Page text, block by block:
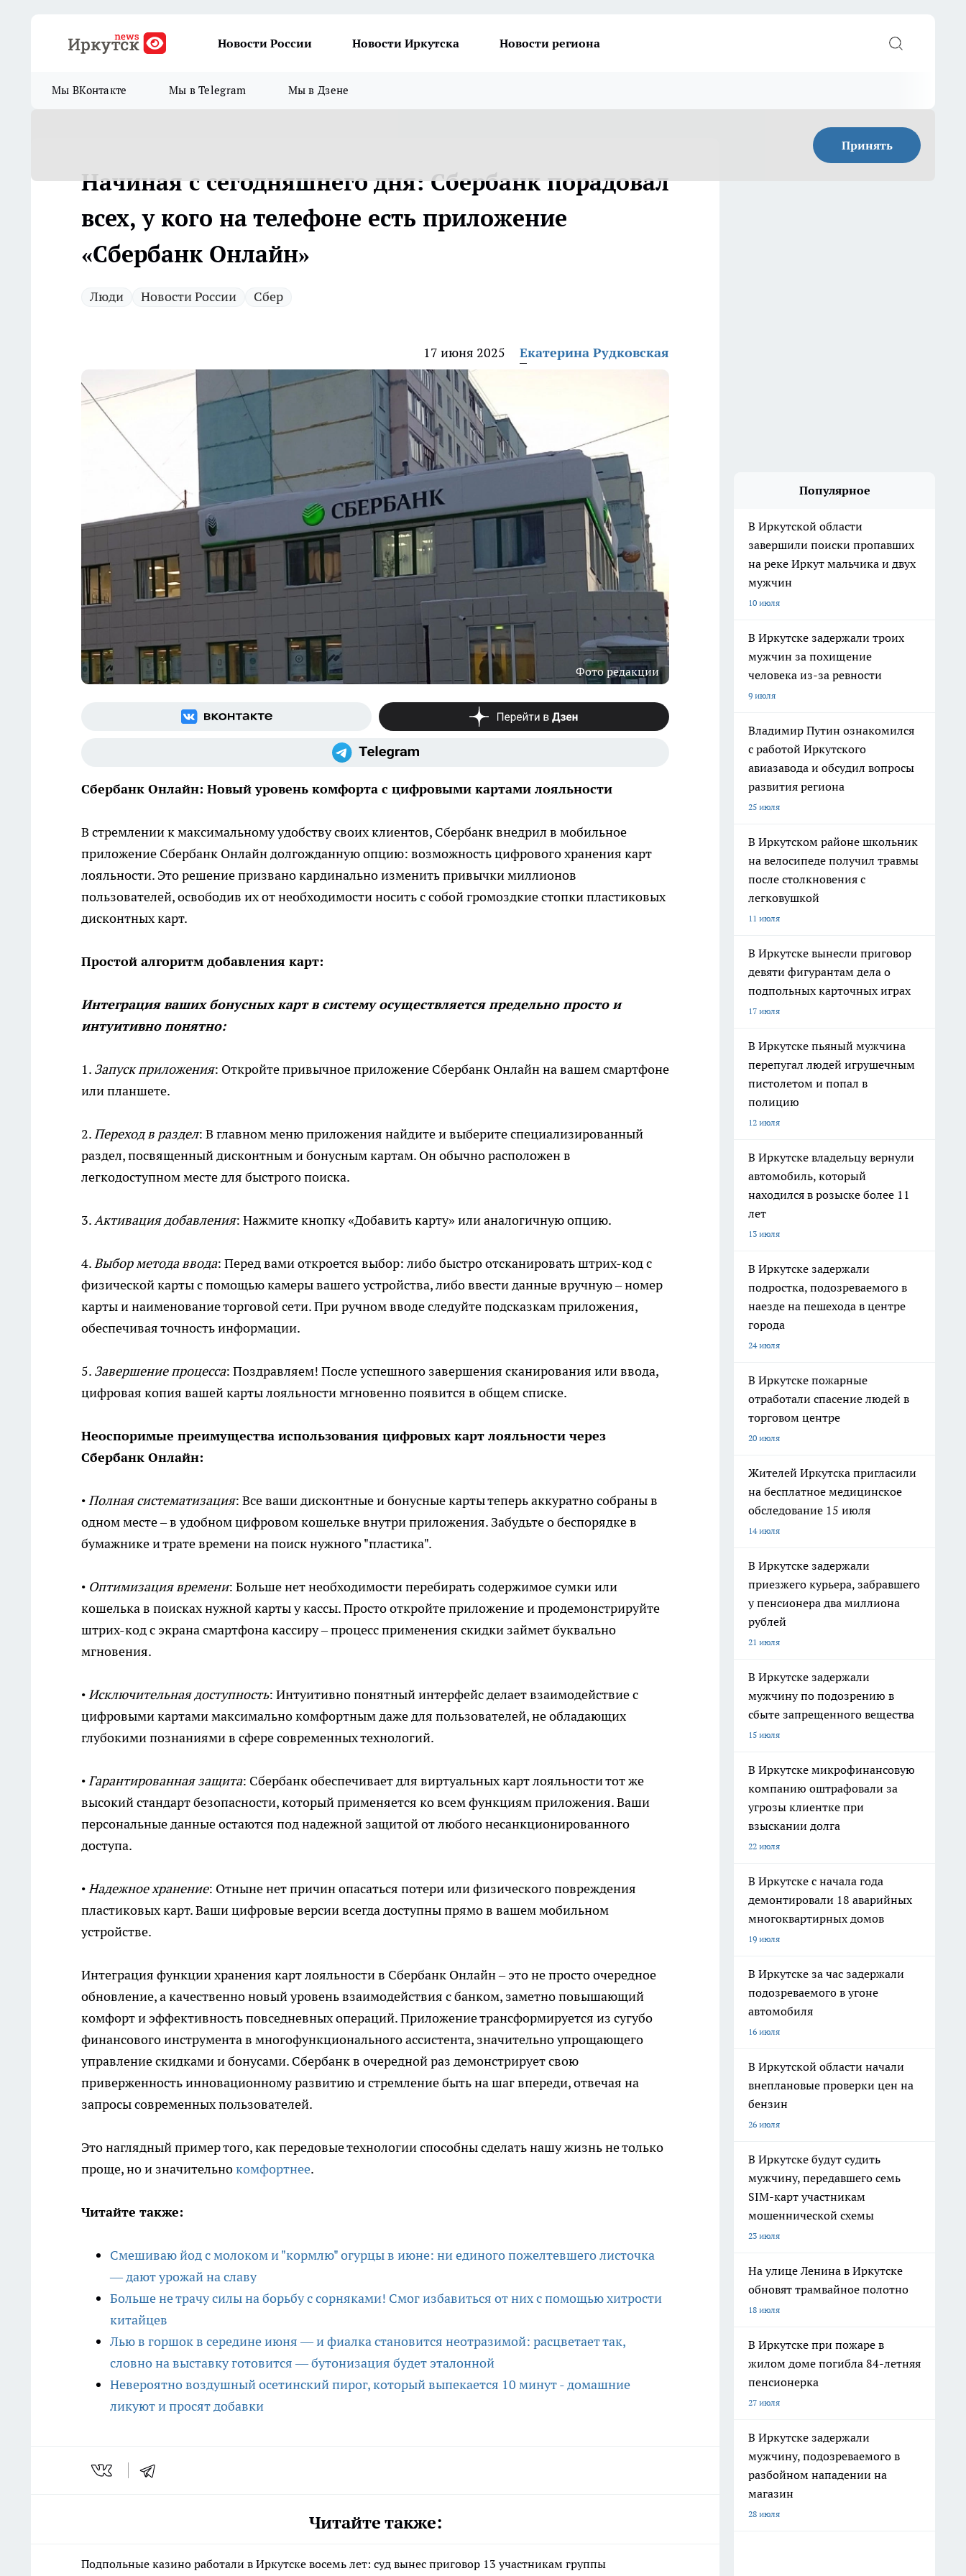
Новости России Новости Иркутска Новости региона
Мы ВКонтакте Мы в Telegram Мы в Дзене
Принять
Начиная с сегодняшнего дня: Сбербанк порадовал
всех, у кого на телефоне есть приложение
«Сбербанк Онлайн»
Люди Новости России Сбер
17 июня 2025 Екатерина Рудковская
Фото редакции
Сбербанк Онлайн: Новый уровень комфорта с цифровыми картами лояльности
В стремлении к максимальному удобству своих клиентов, Сбербанк внедрил в мобильное
приложение Сбербанк Онлайн долгожданную опцию: возможность цифрового хранения карт
лояльности. Это решение призвано кардинально изменить привычки миллионов
пользователей, освободив их от необходимости носить с собой громоздкие стопки пластиковых
дисконтных карт.
Простой алгоритм добавления карт:
Интеграция ваших бонусных карт в систему осуществляется предельно просто и
интуитивно понятно:
1. Запуск приложения: Откройте привычное приложение Сбербанк Онлайн на вашем смартфоне
или планшете.
2.Переход в раздел: В главном меню приложения найдите и выберите специализированный
раздел, посвященный дисконтным и бонусным картам. Он обычно расположен в
легкодоступном месте для быстрого поиска.
3.Активация добавления: Нажмите кнопку «Добавить карту» или аналогичную опцию.
4.Выбор метода ввода: Перед вами откроется выбор: либо быстро отсканировать штрих-код с
физической карты с помощью камеры вашего устройства, либо ввести данные вручную – номер
карты и наименование торговой сети. При ручном вводе следуйте подсказкам приложения,
обеспечивая точность информации.
5. Завершение процесса: Поздравляем! После успешного завершения сканирования или ввода,
цифровая копия вашей карты лояльности мгновенно появится в общем списке.
Неоспоримые преимущества использования цифровых карт лояльности через
Сбербанк Онлайн:
•Полная систематизация: Все ваши дисконтные и бонусные карты теперь аккуратно собраны в
одном месте – в удобном цифровом кошельке внутри приложения. Забудьте о беспорядке в
бумажнике и трате времени на поиск нужного "пластика".
• Оптимизация времени: Больше нет необходимости перебирать содержимое сумки или
кошелька в поисках нужной карты у кассы. Просто откройте приложение и продемонстрируйте
штрих-код с экрана смартфона кассиру – процесс применения скидки займет буквально
мгновения.
•Исключительная доступность: Интуитивно понятный интерфейс делает взаимодействие с
цифровыми картами максимально комфортным даже для пользователей, не обладающих
глубокими познаниями в сфере современных технологий.
•Гарантированная защита: Сбербанк обеспечивает для виртуальных карт лояльности тот же
высокий стандарт безопасности, который применяется ко всем функциям приложения. Ваши
персональные данные остаются под надежной защитой от любого несанкционированного
доступа.
•Надежное хранение: Отныне нет причин опасаться потери или физического повреждения
пластиковых карт. Ваши цифровые версии всегда доступны прямо в вашем мобильном
устройстве.
Интеграция функции хранения карт лояльности в Сбербанк Онлайн – это не просто очередное
обновление, а качественно новый уровень взаимодействия с банком, заметно повышающий
комфорт и эффективность повседневных операций. Приложение трансформируется из сугубо
финансового инструмента в многофункционального ассистента, значительно упрощающего
управление скидками и бонусами. Сбербанк в очередной раз демонстрирует свою
приверженность инновационному развитию и стремление быть на шаг впереди, отвечая на
запросы современных пользователей.
Это наглядный пример того, как передовые технологии способны сделать нашу жизнь не только
проще, но и значительнокомфортнее.
Читайте также:
Смешиваю йод с молоком и "кормлю" огурцы в июне: ни единого пожелтевшего листочка
— дают урожай на славу
Больше не трачу силы на борьбу с сорняками! Смог избавиться от них с помощью хитрости
китайцев
Лью в горшок в середине июня — и фиалка становится неотразимой: расцветает так,
словно на выставку готовится — бутонизация будет эталонной
Невероятно воздушный осетинский пирог, который выпекается 10 минут - домашние
ликуют и просят добавки
Читайте также:
Подпольные казино работали в Иркутске восемь лет: суд вынес приговор 13 участникам группы
Популярное
В Иркутской области
завершили поиски пропавших
на реке Иркут мальчика и двух
мужчин
10 июля
В Иркутске задержали троих
мужчин за похищение
человека из-за ревности
9 июля
Владимир Путин ознакомился
с работой Иркутского
авиазавода и обсудил вопросы
развития региона
25 июля
В Иркутском районе школьник
на велосипеде получил травмы
после столкновения с
легковушкой
11 июля
В Иркутске вынесли приговор
девяти фигурантам дела о
подпольных карточных играх
17 июля
В Иркутске пьяный мужчина
перепугал людей игрушечным
пистолетом и попал в
полицию
12 июля
В Иркутске владельцу вернули
автомобиль, который
находился в розыске более 11
лет
13 июля
В Иркутске задержали
подростка, подозреваемого в
наезде на пешехода в центре
города
24 июля
В Иркутске пожарные
отработали спасение людей в
торговом центре
20 июля
Жителей Иркутска пригласили
на бесплатное медицинское
обследование 15 июля
14 июля
В Иркутске задержали
приезжего курьера, забравшего
у пенсионера два миллиона
рублей
21 июля
В Иркутске задержали
мужчину по подозрению в
сбыте запрещенного вещества
15 июля
В Иркутске микрофинансовую
компанию оштрафовали за
угрозы клиентке при
взыскании долга
22 июля
В Иркутске с начала года
демонтировали 18 аварийных
многоквартирных домов
19 июля
В Иркутске за час задержали
подозреваемого в угоне
автомобиля
16 июля
В Иркутской области начали
внеплановые проверки цен на
бензин
26 июля
В Иркутске будут судить
мужчину, передавшего семь
SIM-карт участникам
мошеннической схемы
23 июля
На улице Ленина в Иркутске
обновят трамвайное полотно
18 июля
В Иркутске при пожаре в
жилом доме погибла 84-летняя
пенсионерка
27 июля
В Иркутске задержали
мужчину, подозреваемого в
разбойном нападении на
магазин
28 июля